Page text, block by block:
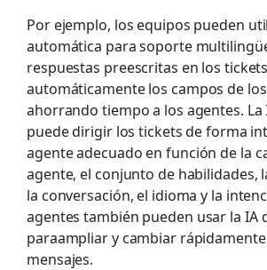
Por ejemplo, los equipos pueden
automática para soporte
respuestas preescritas en los
automáticamente los campos de
ahorrando tiempo a los agentes. La
puede dirigir los tickets de forma
agente adecuado en función de la
agente, el conjunto de habilidades,
la conversación, el idioma y la
agentes también pueden usar la IA
paraampliar y cambiar
mensajes.